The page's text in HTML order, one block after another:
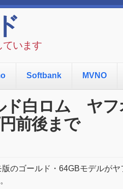
ています
Softbank MVNO
ド白ロム ヤ
前後まで
のゴールド・64GBモデルが